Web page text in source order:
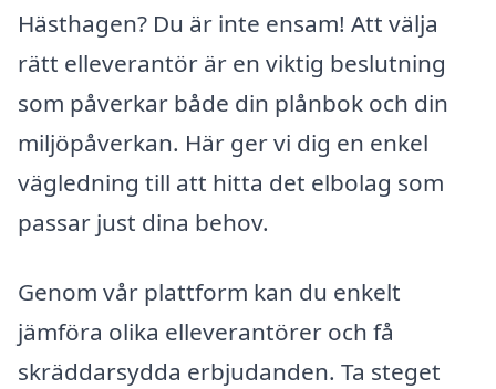
Hästhagen? Du är inte ensam! Att välja
rätt elleverantör är en viktig beslutning
som påverkar både din plånbok och din
miljöpåverkan. Här ger vi dig en enkel
vägledning till att hitta det elbolag som
passar just dina behov.
Genom vår plattform kan du enkelt
jämföra olika elleverantörer och få
skräddarsydda erbjudanden. Ta steget